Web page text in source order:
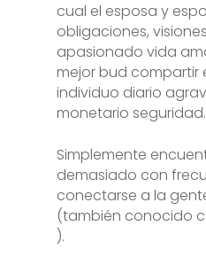
cual el esposa y
obligaciones,
apasionado vida
mejor bud compartir
individuo diario
monetario seguridad.
Simplemente
demasiado con
conectarse a la
(también conocido
).